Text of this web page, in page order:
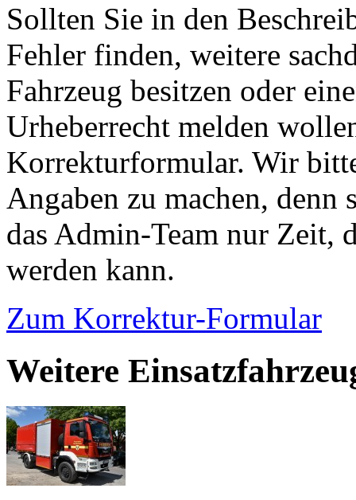
Sollten Sie in den
Fehler finden, weitere
Fahrzeug besitzen oder
Urheberrecht melden
Korrekturformular. Wir
Angaben zu machen,
das Admin-Team nur Zeit,
werden kann.
Zum Korrektur-Formular
Weitere